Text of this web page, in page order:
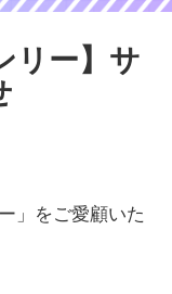
リー】サ
」をご愛顧いた